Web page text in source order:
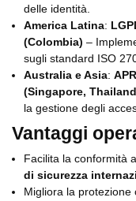
delle identità.
America Latina:
(Colombia) –
sugli standard ISO
Australia e Asia:
(Singapore,
la gestione degli
Vantaggi
Facilita la conformità a
di sicurezza
Migliora la protezione